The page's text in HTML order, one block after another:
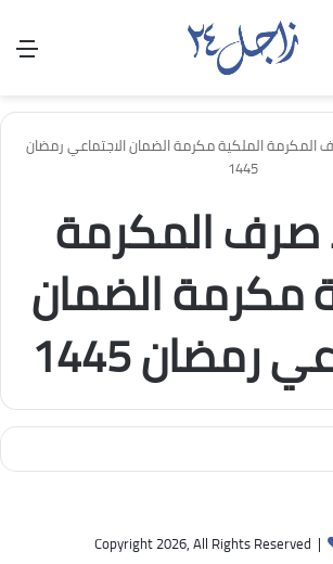
المكرمة الملكية مكرمة الضمان الاجتماعي رمضان
1445
المكرمة
مكرمة الضمان
رمضان 1445